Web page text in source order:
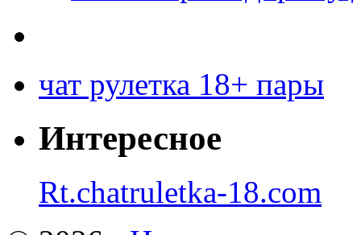
чат рулетка 18+ пары
Интересное
Rt.chatruletka-18.com